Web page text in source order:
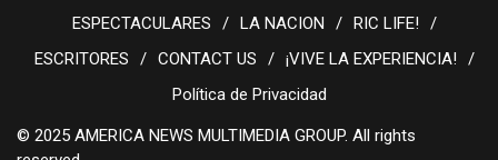
ESPECTACULARES
LA NACION
RIC LIFE!
ESCRITORES
CONTACT US
¡VIVE LA EXPERIENCIA!
Política de Privacidad
© 2025 AMERICA NEWS MULTIMEDIA GROUP. All rights